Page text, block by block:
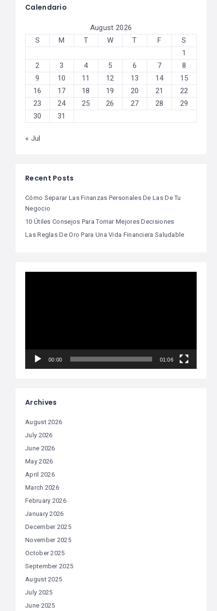
Calendario
August 2026
S
M T W T F
S
1
2
3 4 5 6 7
8
9
10 11 12 13 14
15
16
17 18 19 20 21
22
23
24 25 26 27 28
29
30
31
« Jul
Recent Posts
Cómo Separar Las Finanzas Personales De Las De Tu
Negocio
10 Útiles Consejos Para Tomar Mejores Decisiones
Las Reglas De Oro Para Una Vida Financiera Saludable
00:00 01:06
Archives
August 2026
July 2026
June 2026
May 2026
April 2026
March 2026
February 2026
January 2026
December 2025
November 2025
October 2025
September 2025
August 2025
July 2025
June 2025